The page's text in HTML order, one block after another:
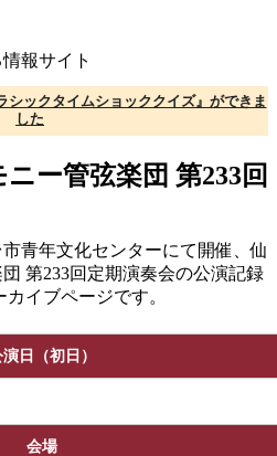
報サイト
シックタイムショッククイズ』ができま
した
ー管弦楽団 第233回
青年文化センターにて開催、仙
第233回定期演奏会の公演記録
イブページです。
日（初日）
会場